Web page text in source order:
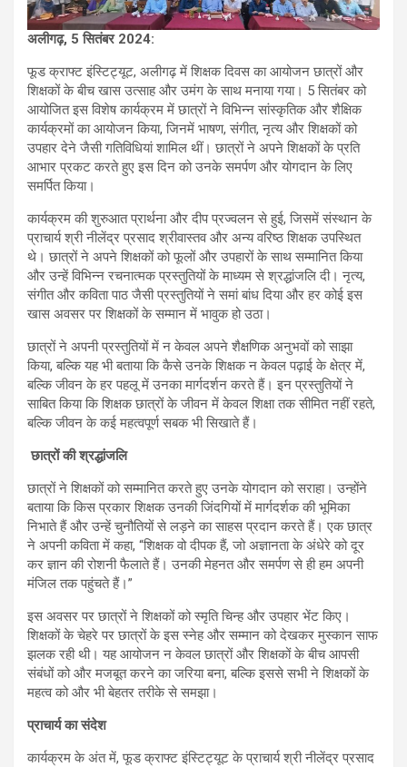
अलीगढ़, 5 सितंबर 2024:
फूड क्राफ्ट इंस्टिट्यूट, अलीगढ़ में शिक्षक दिवस का आयोजन छात्रों और
शिक्षकों के बीच खास उत्साह और उमंग के साथ मनाया गया। 5 सितंबर को
आयोजित इस विशेष कार्यक्रम में छात्रों ने विभिन्न सांस्कृतिक और शैक्षिक
कार्यक्रमों का आयोजन किया, जिनमें भाषण, संगीत, नृत्य और शिक्षकों को
उपहार देने जैसी गतिविधियां शामिल थीं। छात्रों ने अपने शिक्षकों के प्रति
आभार प्रकट करते हुए इस दिन को उनके समर्पण और योगदान के लिए
समर्पित किया।
कार्यक्रम की शुरुआत प्रार्थना और दीप प्रज्वलन से हुई, जिसमें संस्थान के
प्राचार्य श्री नीलेंद्र प्रसाद श्रीवास्तव और अन्य वरिष्ठ शिक्षक उपस्थित
थे। छात्रों ने अपने शिक्षकों को फूलों और उपहारों के साथ सम्मानित किया
और उन्हें विभिन्न रचनात्मक प्रस्तुतियों के माध्यम से श्रद्धांजलि दी। नृत्य,
संगीत और कविता पाठ जैसी प्रस्तुतियों ने समां बांध दिया और हर कोई इस
खास अवसर पर शिक्षकों के सम्मान में भावुक हो उठा।
छात्रों ने अपनी प्रस्तुतियों में न केवल अपने शैक्षणिक अनुभवों को साझा
किया, बल्कि यह भी बताया कि कैसे उनके शिक्षक न केवल पढ़ाई के क्षेत्र में,
बल्कि जीवन के हर पहलू में उनका मार्गदर्शन करते हैं। इन प्रस्तुतियों ने
साबित किया कि शिक्षक छात्रों के जीवन में केवल शिक्षा तक सीमित नहीं रहते,
बल्कि जीवन के कई महत्वपूर्ण सबक भी सिखाते हैं।
छात्रों की श्रद्धांजलि
छात्रों ने शिक्षकों को सम्मानित करते हुए उनके योगदान को सराहा। उन्होंने
बताया कि किस प्रकार शिक्षक उनकी जिंदगियों में मार्गदर्शक की भूमिका
निभाते हैं और उन्हें चुनौतियों से लड़ने का साहस प्रदान करते हैं। एक छात्र
ने अपनी कविता में कहा, “शिक्षक वो दीपक हैं, जो अज्ञानता के अंधेरे को दूर
कर ज्ञान की रोशनी फैलाते हैं। उनकी मेहनत और समर्पण से ही हम अपनी
मंजिल तक पहुंचते हैं।”
इस अवसर पर छात्रों ने शिक्षकों को स्मृति चिन्ह और उपहार भेंट किए।
शिक्षकों के चेहरे पर छात्रों के इस स्नेह और सम्मान को देखकर मुस्कान साफ
झलक रही थी। यह आयोजन न केवल छात्रों और शिक्षकों के बीच आपसी
संबंधों को और मजबूत करने का जरिया बना, बल्कि इससे सभी ने शिक्षकों के
महत्व को और भी बेहतर तरीके से समझा।
प्राचार्य का संदेश
कार्यक्रम के अंत में, फूड क्राफ्ट इंस्टिट्यूट के प्राचार्य श्री नीलेंद्र प्रसाद